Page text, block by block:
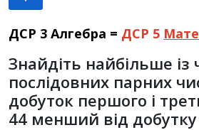
ДСР 3 Алгебра = ДСР 5
Знайдіть найбільше із
послідовних парних
добуток першого і
44 менший від